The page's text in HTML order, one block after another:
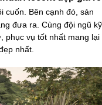
cuốn. Bên cạnh đó, sản
đưa ra. Cùng đội ngũ kỹ
phục vụ tốt nhất mang lại
nhất.